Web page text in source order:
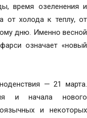
время озеленения и
от холода к теплу, от
дню. Именно весной
означает «новый
— 21 марта.
и начала нового
и некоторых